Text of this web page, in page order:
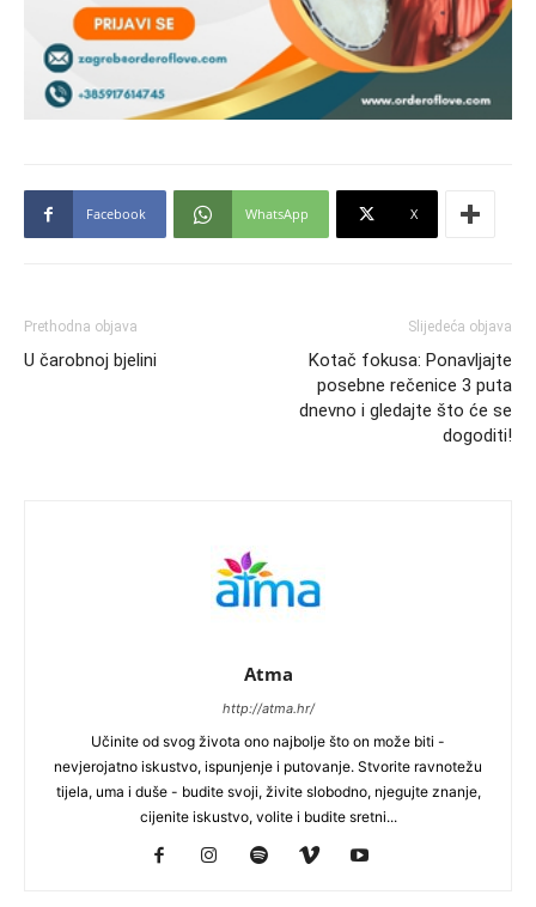
Facebook WhatsApp X
Prethodna objava
U čarobnoj bjelini
Slijedeća objava
Kotač fokusa: Ponavljajte
posebne rečenice 3 puta
dnevno i gledajte što će se
dogoditi!
Atma
http://atma.hr/
Učinite od svog života ono najbolje što on može biti -
nevjerojatno iskustvo, ispunjenje i putovanje. Stvorite ravnotežu
tijela, uma i duše - budite svoji, živite slobodno, njegujte znanje,
cijenite iskustvo, volite i budite sretni...